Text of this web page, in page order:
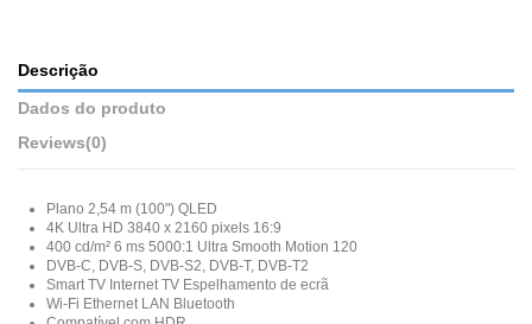
Descrição
Dados do produto
Reviews(0)
Plano 2,54 m (100") QLED
4K Ultra HD 3840 x 2160 pixels 16:9
400 cd/m² 6 ms 5000:1 Ultra Smooth Motion 120
DVB-C, DVB-S, DVB-S2, DVB-T, DVB-T2
Smart TV Internet TV Espelhamento de ecrã
Wi-Fi Ethernet LAN Bluetooth